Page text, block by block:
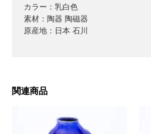
カラー：乳白色
素材：陶器 陶磁器
原産地：日本 石川
関連商品